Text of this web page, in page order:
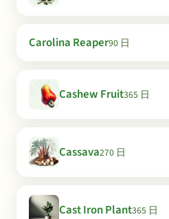
Carolina Reaper90 日
Cashew Fruit365 日
Cassava270 日
Cast Iron Plant365 日